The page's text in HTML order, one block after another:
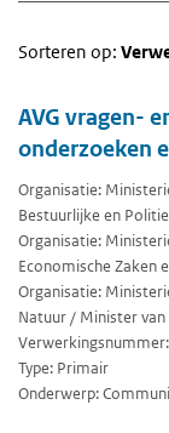
Sorteren op:
AVG vragen-
onderzoeken
Organisatie:
Bestuurlijke en
Organisatie:
Economische Zaken
Organisatie:
Natuur / Minister
Type: Primair
Onderwerp: